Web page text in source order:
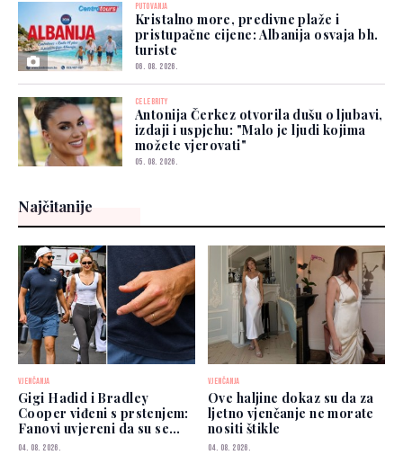
PUTOVANJA
Kristalno more, predivne plaže i
pristupačne cijene: Albanija osvaja bh.
turiste
06. 08. 2026.
CELEBRITY
Antonija Čerkez otvorila dušu o ljubavi,
izdaji i uspjehu: "Malo je ljudi kojima
možete vjerovati"
05. 08. 2026.
Najčitanije
VJENČANJA
Gigi Hadid i Bradley
Cooper viđeni s prstenjem:
Fanovi uvjereni da su se
vjenčali
04. 08. 2026.
VJENČANJA
Ove haljine dokaz su da za
ljetno vjenčanje ne morate
nositi štikle
04. 08. 2026.